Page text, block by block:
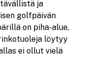
ja
golfpäivän
on piha-alue,
löytyy
ei ollut vielä